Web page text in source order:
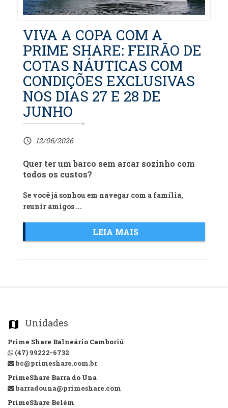
VIVA A COPA COM A
PRIME SHARE: FEIRÃO DE
COTAS NÁUTICAS COM
CONDIÇÕES EXCLUSIVAS
NOS DIAS 27 E 28 DE
JUNHO
access_time 12/06/2026
Quer ter um barco sem arcar sozinho com
todos os custos?
Se você já sonhou em navegar com a família,
reunir amigos ...
LEIA MAIS
map_marker
Unidades
Prime Share Balneário Camboriú
(47) 99222-6732
bc@primeshare.com.br
PrimeShare Barra do Una
barradouna@primeshare.com
PrimeShare Belém